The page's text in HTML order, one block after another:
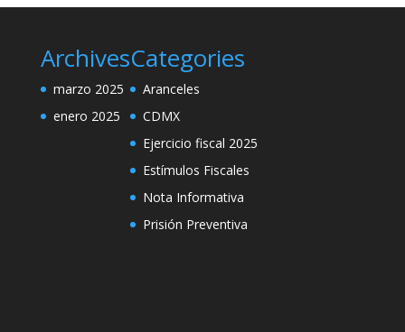
Archives
marzo 2025
enero 2025
Categories
Aranceles
CDMX
Ejercicio fiscal 2025
Estímulos Fiscales
Nota Informativa
Prisión Preventiva